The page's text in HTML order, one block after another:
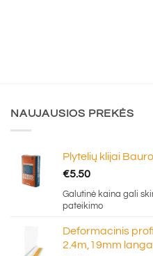
NAUJAUSIOS PREKĖS
Plytelių klijai
€5.50
Galutinė kaina gali
pateikimo
Deformacinis
2.4m,19mm